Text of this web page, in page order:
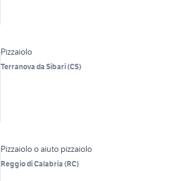
Pizzaiolo
Terranova da Sibari(CS)
Pizzaiolo o aiuto pizzaiolo
Reggio di Calabria (RC)